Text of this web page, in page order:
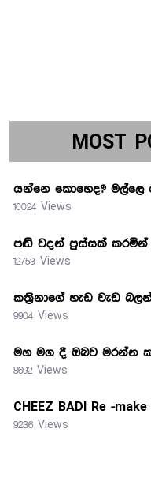
MOST
යන්නෙ කොහෙද? මල්ලෙ
10024 Views
පඬි වදන් පුස්සක්
12753 Views
කත්‍රිනාගේ හැඩ වැඩ
9904 Views
මහ මග දී ඔබව මරන්න
8692 Views
CHEEZ BADI Re -
9236 Views